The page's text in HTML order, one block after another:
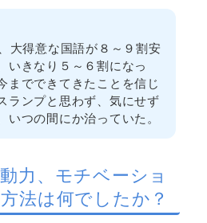
大得意な国語が８～９割安
いきなり５～６割になっ
までできてきたことを信じ
ランプと思わず、気にせず
いつの間にか治っていた。
力、モチベーショ
法は何でしたか？